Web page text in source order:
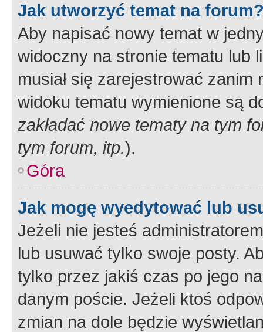
Jak utworzyć temat na
Aby napisać nowy temat w
widoczny na stronie tematu lub
musiał się zarejestrować
widoku tematu wymienione są
zakładać nowe tematy na tym
tym forum, itp.).
Góra
Jak mogę wyedytować lub
Jeżeli nie jesteś
lub usuwać tylko swoje posty.
tylko przez jakiś czas po jego
danym poście. Jeżeli ktoś
zmian na dole będzie